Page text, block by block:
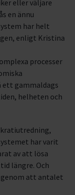
eller väljare
en ännu
har helt
enligt Kristina
processer
ett gammaldags
helheten och
har varit
av att lösa
längre. Och
genom att antalet